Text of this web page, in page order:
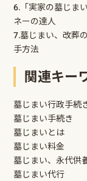
6.「実家の墓じま
ネーの達人
7.墓じまい、改葬
手方法
関連キー
墓じまい行政手続
墓じまい手続き
墓じまいとは
墓じまい料金
墓じまい、永代供
墓じまい代行